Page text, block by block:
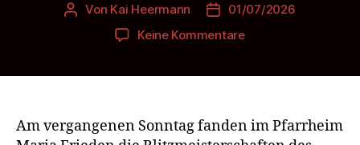
Beitragsautor
Von Kai Heermann Beitragsdatum
01/07/2026
Keine Kommentarezu
in
Vechta
Am vergangenen Sonntag fanden im Pfarrheim